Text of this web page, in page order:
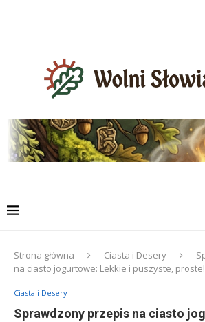
Strona główna Ciasta i Desery
na ciasto jogurtowe: Lekkie i puszyste, proste!
Ciasta i Desery
Sprawdzony przepis na ciasto